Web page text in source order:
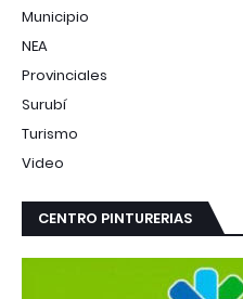
Municipio
NEA
Provinciales
Surubí
Turismo
Video
CENTRO PINTURERIAS